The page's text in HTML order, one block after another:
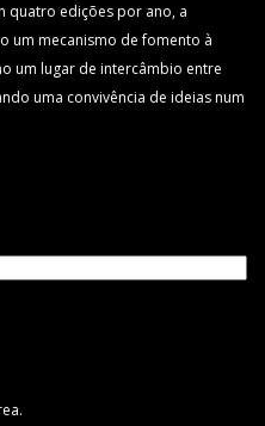
quatro edições por ano, a
um mecanismo de fomento à
um lugar de intercâmbio entre
uma convivência de ideias num